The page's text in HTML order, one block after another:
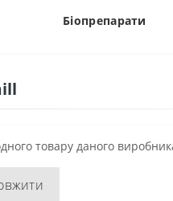
Біопрепарати
товару даного